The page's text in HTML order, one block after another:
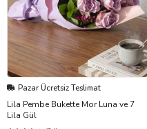
Pazar Ücretsiz Teslimat
Lila Pembe Bukette Mor Luna ve 7
Lila Gül